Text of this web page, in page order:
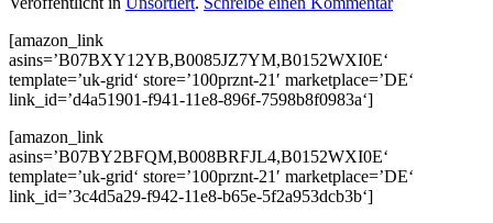
[amazon_link
asins=’B07BXY12YB,B0085JZ7YM,B0152WXI0E‘
template=’uk-grid‘ store=’100prznt-21′ marketplace=’DE‘
link_id=’d4a51901-f941-11e8-896f-7598b8f0983a‘]
[amazon_link
asins=’B07BY2BFQM,B008BRFJL4,B0152WXI0E‘
template=’uk-grid‘ store=’100prznt-21′ marketplace=’DE‘
link_id=’3c4d5a29-f942-11e8-b65e-5f2a953dcb3b‘]